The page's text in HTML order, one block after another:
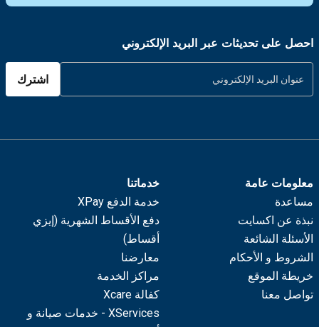
احصل على تحديثات عبر البريد الإلكتروني
اشترك
معلومات عامة
مساعدة
نبذة عن اكسايت
الأسئلة الشائعة
الشروط و الأحكام
خريطة الموقع
تواصل معنا
خدماتنا
خدمة الدفع XPay
دفع الأقساط الشهرية (إيزي
أقساط)
معارضنا
مراكز الخدمة
كفالة Xcare
XServices - خدمات صيانة و